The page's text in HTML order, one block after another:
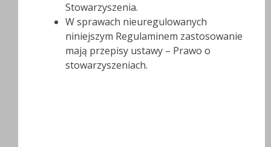
Stowarzyszenia.
W sprawach nieuregulowanych
niniejszym Regulaminem zastosowanie
mają przepisy ustawy – Prawo o
stowarzyszeniach.